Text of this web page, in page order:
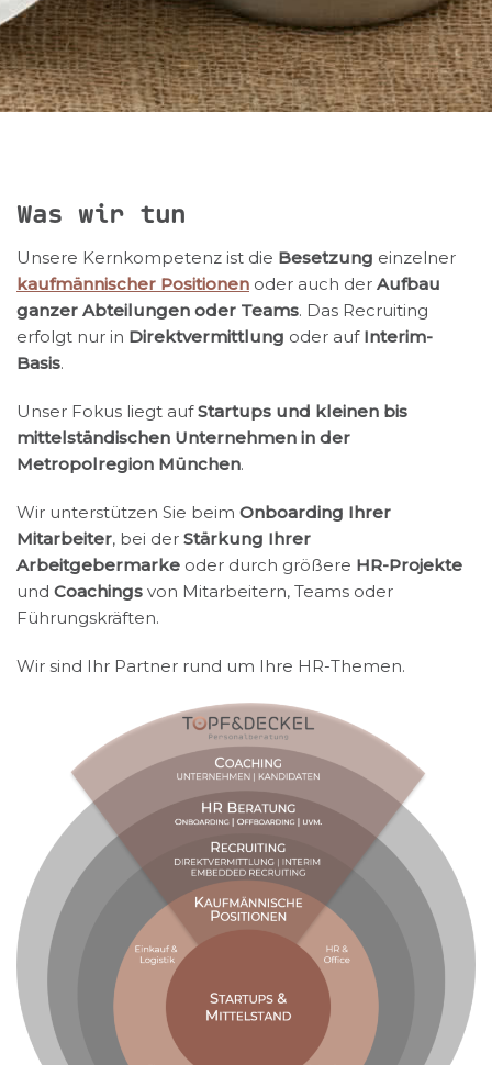
Was wir tun
Unsere Kernkompetenz ist die Besetzung einzelner
kaufmännischer Positionen oder auch der Aufbau
ganzer Abteilungen oder Teams. Das Recruiting
erfolgt nur in Direktvermittlung oder auf Interim-
Basis.
Unser Fokus liegt aufStartups und kleinen bis
mittelständischen Unternehmen in der
Metropolregion München.
Wir unterstützen Sie beim Onboarding Ihrer
Mitarbeiter, bei der Stärkung Ihrer
Arbeitgebermarke oder durch größere HR-Projekte
und Coachings von Mitarbeitern, Teams oder
Führungskräften.
Wir sind Ihr Partner rund um Ihre HR-Themen.